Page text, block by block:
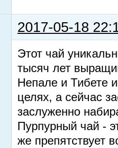
2017-05-18
Этот чай
тысяч лет
Непале и Тибете
целях, а сейчас
заслуженно
Пурпурный чай -
же препятствует